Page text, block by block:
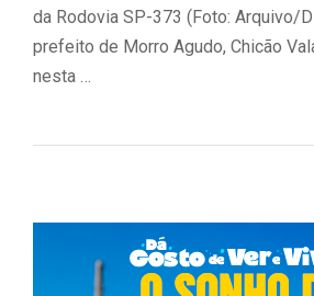
da Rodovia SP-373 (Foto: Arquivo/
prefeito de Morro Agudo, Chicão
nesta …